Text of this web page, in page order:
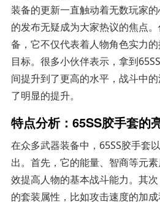
装备的更新一直触动着无数玩家
的发布无疑成为大家热议的焦点
备，它不仅代表着人物角色实力
目标。很多小伙伴表示，拿到
间提升到了更高的水平，战斗中
了明显的提升。
特点分析：65SS胶手套的
在众多武器装备中，65SS胶手套
出。首先，它的能量、智商等元
效提高人物的基本战斗能力。其
的套装属性，比如攻击速度的加